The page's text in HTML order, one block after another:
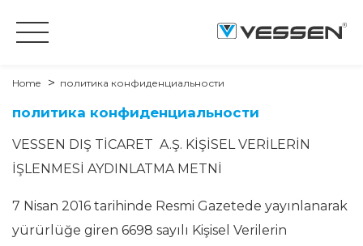
Home политика конфиденциальности
политика конфиденциальности
VESSEN DIŞ TİCARET A.Ş. KİŞİSEL VERİLERİN
İŞLENMESİ AYDINLATMA METNİ
7 Nisan 2016 tarihinde Resmi Gazetede yayınlanarak
yürürlüğe giren 6698 sayılı Kişisel Verilerin